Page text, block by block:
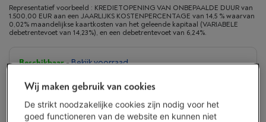
Representatief voorbeeld : KREDIETOPENING VAN ONBEPAALDE DUUR van
1.500,00 EUR aan een JAARLIJKS KOSTENPERCENTAGE van 14,5 % waarvan
0,02% maandelijkse kaartkosten van het geleende kapitaal (VARIABELE
debetrentevoet van 14,23%), en een debetrentevoet van 6,24%.
Beschikbaar-Bekijk voorraad
€ 1.139,00
Debetrentevoet 6,24%, Kredietkost € 76,12
Wij maken gebruik van cookies
De strikt noodzakelijke cookies zijn nodig voor het
goed functioneren van de website en kunnen niet